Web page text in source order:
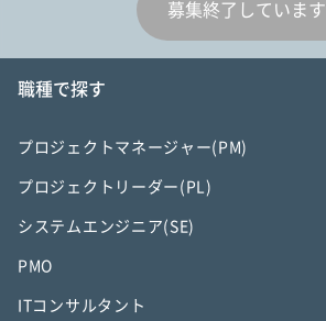
募集終了しています
職種で探す
プロジェクトマネージャー(PM)
プロジェクトリーダー(PL)
システムエンジニア(SE)
PMO
ITコンサルタント